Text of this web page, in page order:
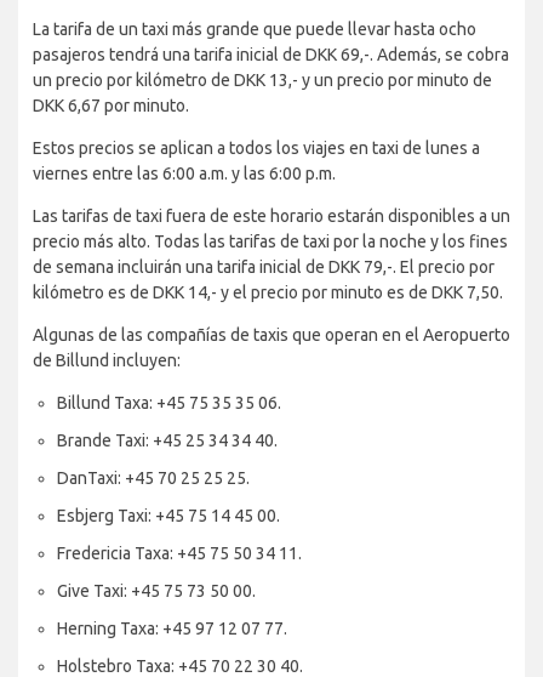
La tarifa de un taxi más grande que puede llevar hasta ocho
pasajeros tendrá una tarifa inicial de DKK 69,-. Además, se cobra
un precio por kilómetro de DKK 13,- y un precio por minuto de
DKK 6,67 por minuto.
Estos precios se aplican a todos los viajes en taxi de lunes a
viernes entre las 6:00 a.m. y las 6:00 p.m.
Las tarifas de taxi fuera de este horario estarán disponibles a un
precio más alto. Todas las tarifas de taxi por la noche y los fines
de semana incluirán una tarifa inicial de DKK 79,-. El precio por
kilómetro es de DKK 14,- y el precio por minuto es de DKK 7,50.
Algunas de las compañías de taxis que operan en el Aeropuerto
de Billund incluyen:
Billund Taxa: +45 75 35 35 06.
Brande Taxi: +45 25 34 34 40.
DanTaxi: +45 70 25 25 25.
Esbjerg Taxi: +45 75 14 45 00.
Fredericia Taxa: +45 75 50 34 11.
Give Taxi: +45 75 73 50 00.
Herning Taxa: +45 97 12 07 77.
Holstebro Taxa: +45 70 22 30 40.